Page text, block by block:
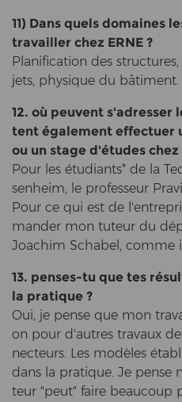
11) Dans quels do­maines
tra­vail­ler chez ERNE ?
Pla­ni­fi­ca­ti­on des
jets, phy­si­que du bâtiment.
12. où peu­vent
tent également ef­fec­tu­er
ou un stage d'études chez
Pour les étudiants* de la
sen­heim, le pro­fes­seur
Pour ce qui est de
man­der mon tu­teur du
Joa­chim Scha­bel, comme
13. penses-​tu que tes
la pra­tique ?
Oui, je pense que mon
on pour d'autres trav­aux
nec­teurs. Les modèles
dans la pra­tique. Je pense
teur "peut" faire beau­coup